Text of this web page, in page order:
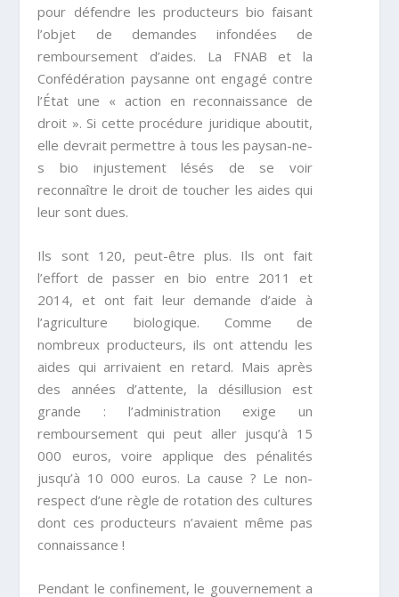
pour défendre les producteurs bio faisant
l’objet de demandes infondées de
remboursement d’aides. La FNAB et la
Confédération paysanne ont engagé contre
l’État une « action en reconnaissance de
droit ». Si cette procédure juridique aboutit,
elle devrait permettre à tous les paysan-ne-
s bio injustement lésés de se voir
reconnaître le droit de toucher les aides qui
leur sont dues.
Ils sont 120, peut-être plus. Ils ont fait
l’effort de passer en bio entre 2011 et
2014, et ont fait leur demande d’aide à
l’agriculture biologique. Comme de
nombreux producteurs, ils ont attendu les
aides qui arrivaient en retard. Mais après
des années d’attente, la désillusion est
grande : l’administration exige un
remboursement qui peut aller jusqu’à 15
000 euros, voire applique des pénalités
jusqu’à 10 000 euros. La cause ? Le non-
respect d’une règle de rotation des cultures
dont ces producteurs n’avaient même pas
connaissance !
Pendant le confinement, le gouvernement a